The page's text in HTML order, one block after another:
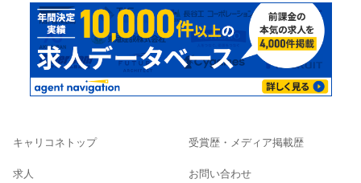
キャリコネトップ
求人
受賞歴・メディア掲載歴
お問い合わせ